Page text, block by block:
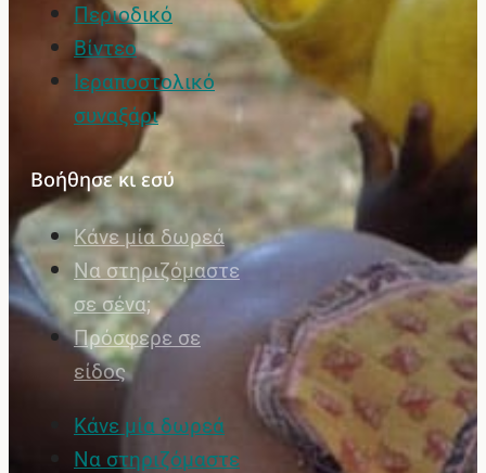
Περιοδικό
Βίντεο
Ιεραποστολικό
συναξάρι
Βοήθησε κι εσύ
Κάνε μία δωρεά
Να στηριζόμαστε
σε σένα;
Πρόσφερε σε
είδος
Κάνε μία δωρεά
Να στηριζόμαστε